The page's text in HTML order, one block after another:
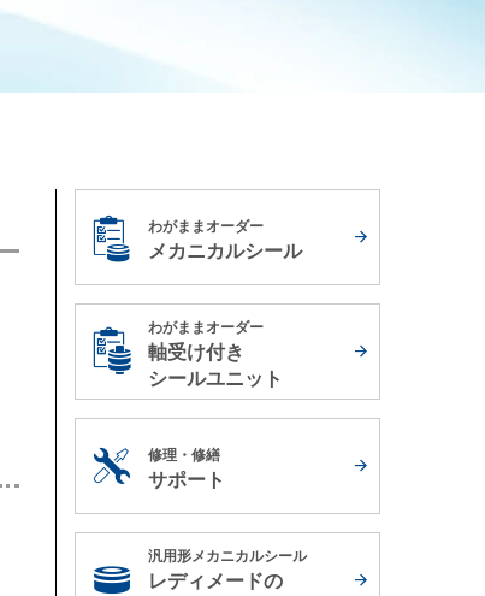
わがままオーダー
メカニカルシール
わがままオーダー
軸受け付き
シールユニット
修理・修繕
サポート
汎用形メカニカルシール
レディメードの